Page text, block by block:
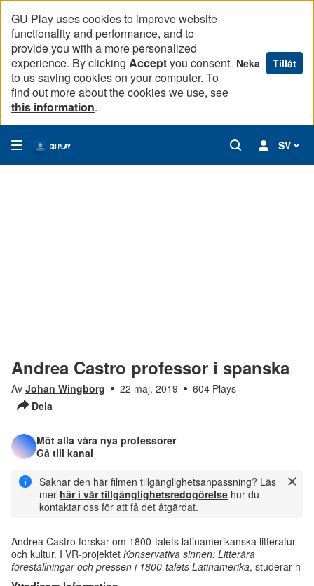
GU Play uses cookies to improve website
functionality and performance, and to
provide you with a more personalized
experience. By clicking Acceptyou consent
to us saving cookies on your computer. To
find out more about the cookies we use, see
this information.
Neka Tillåt
SV
Andrea Castro professor i spanska
Av Johan Wingborg 22 maj, 2019
604 Plays
Dela
Möt alla våra nya professorer
Gå till kanal
Saknar den här filmen tillgänglighetsanpassning? Läs
mer här i vår tillgänglighetsredogörelse hur du
kontaktar oss för att få det åtgärdat.
Andrea Castro forskar om 1800-talets latinamerikanska litteratur
och kultur. I VR-projektet Konservativa sinnen: Litterära
föreställningar och pressen i 1800-talets Latinamerika, studerar h